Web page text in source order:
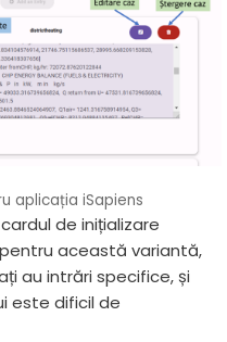
aplicația iSapiens
de inițializare
această variantă,
au intrări specifice, și
este dificil de